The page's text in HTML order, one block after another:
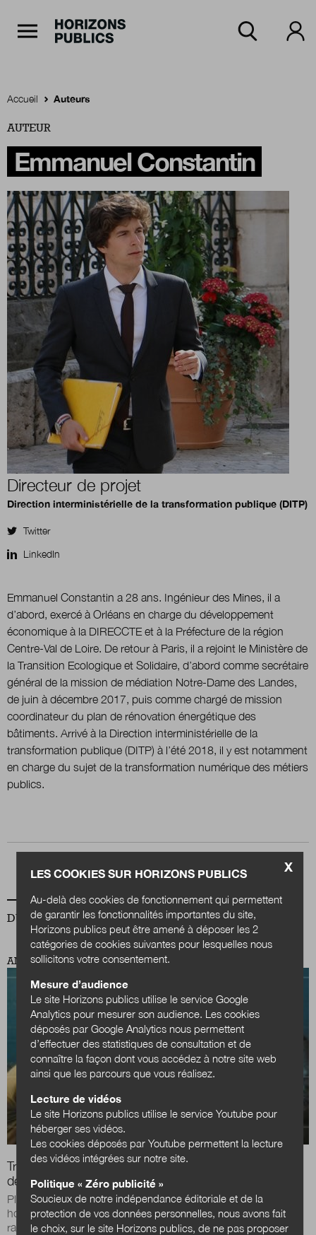
Accueil
Rubriques
Thèmes
Numéros
Boutique
Qui sommes-nous ?
Nous contacter
Renseignez votre email afin de suivre l'actualité
Nous suivre sur Twittersur LinkedIn
sur
Accueil Auteurs
AUTEUR
Emmanuel Constantin
Directeur de projet
Direction interministérielle de la transformation publique (DITP)
Twitter
LinkedIn
Emmanuel Constantin a 28 ans. Ingénieur des Mines, il a
d’abord, exercé à Orléans en charge du développement
économique à la DIRECCTE et à la Préfecture de la région
Centre-Val de Loire. De retour à Paris, il a rejoint le Ministère de
la Transition Ecologique et Solidaire, d’abord comme secrétaire
général de la mission de médiation Notre-Dame des Landes,
de juin à décembre 2017, puis comme chargé de mission
coordinateur du plan de rénovation énergétique des
bâtiments. Arrivé à la Direction interministérielle de la
transformation publique (DITP) à l’été 2018, il y est notamment
en charge du sujet de la transformation numérique des métiers
publics.
DU MÊME AUTEUR
ANTICIPATIONS PUBLIQUES
Transformation numérique : quels métiers publics pour
demain ?
Plus de 70 % des effectifs de la fonction publique d’État et
hospitalière pourraient voir leurs métiers sensiblement – voire
radicalement –...
X
LES COOKIES SUR HORIZONS PUBLICS
Au-delà des cookies de fonctionnement qui permettent
de garantir les fonctionnalités importantes du site,
Horizons publics peut être amené à déposer les 2
catégories de cookies suivantes pour lesquelles nous
sollicitons votre consentement.
Mesure d’audience
Le site Horizons publics utilise le service Google
Analytics pour mesurer son audience. Les cookies
déposés par Google Analytics nous permettent
d’effectuer des statistiques de consultation et de
connaître la façon dont vous accédez à notre site web
ainsi que les parcours que vous réalisez.
Lecture de vidéos
Le site Horizons publics utilise le service Youtube pour
héberger ses vidéos.
Les cookies déposés par Youtube permettent la lecture
des vidéos intégrées sur notre site.
Politique « Zéro publicité »
Soucieux de notre indépendance éditoriale et de la
protection de vos données personnelles, nous avons fait
le choix, sur le site Horizons publics, de ne pas proposer